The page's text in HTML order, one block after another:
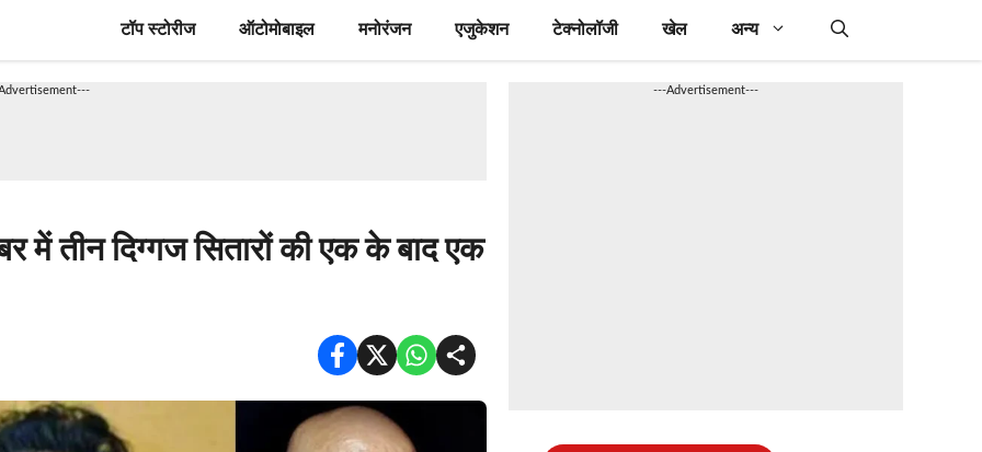
टॉप स्टोरीज ऑटोमोबाइल मनोरंजन एजुकेशन टेक्नोलॉजी खेल अन्य
तीन दिग्गज सितारों की एक के बाद एक
---Advertisement---